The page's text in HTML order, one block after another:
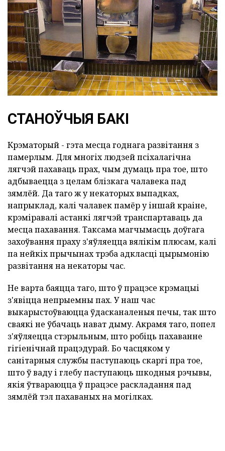
СТАНОЎЧЫЯ БАКІ
Крэматорый - гэта месца годнага развітання з
памерлым. Для многіх людзей псіхалагічна
лягчэй пахаваць прах, чым думаць пра тое, што
адбываецца з целам блізкага чалавека пад
зямлёй. Да таго ж у некаторых выпадках,
напрыклад, калі чалавек памёр у іншай краіне,
крэміравалі астанкі лягчэй транспартаваць да
месца пахавання. Таксама магчымасць доўгага
захоўвання праху з'яўляецца вялікім плюсам, калі
па нейкіх прычынах трэба адкласці цырымонію
развітання на некаторы час.
Не варта баяцца таго, што ў працэсе крэмацыі
з'явіцца непрыемны пах. У наш час
выкарыстоўваюцца ўдасканаленыя печы, так што
сваякі не ўбачаць нават дыму. Акрамя таго, попел
з'яўляецца стэрыльным, што робіць пахаванне
гігіенічнай працэдурай. Бо часцяком у
санітарныя службы паступаюць скаргі пра тое,
што ў ваду і глебу паступаюць шкодныя рэчывы,
якія ўтвараюцца ў працэсе раскладання пад
зямлёй тэл пахаваных на могілках.